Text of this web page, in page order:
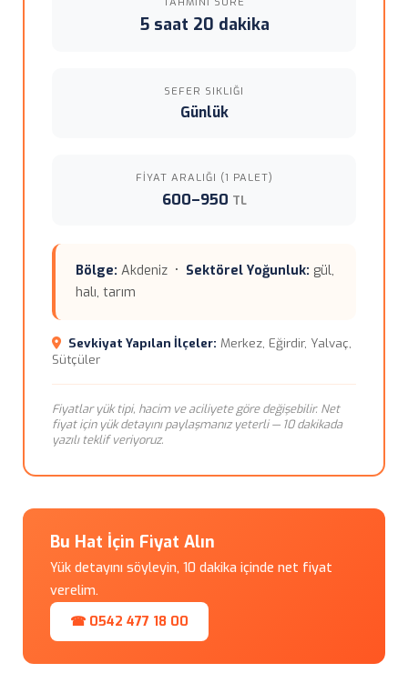
5 saat 20 dakika
SEFER SIKLIĞI
Günlük
FIYAT ARALIĞI (1 PALET)
600–950 TL
Bölge: Akdeniz • Sektörel Yoğunluk: gül,
halı, tarım
Sevkiyat Yapılan İlçeler: Merkez, Eğirdir, Yalvaç,
Sütçüler
Fiyatlar yük tipi, hacim ve aciliyete göre değişebilir. Net
fiyat için yük detayını paylaşmanız yeterli — 10 dakikada
yazılı teklif veriyoruz.
Bu Hat İçin Fiyat Alın
Yük detayını söyleyin, 10 dakika içinde net fiyat
verelim.
☎ 0542 477 18 00